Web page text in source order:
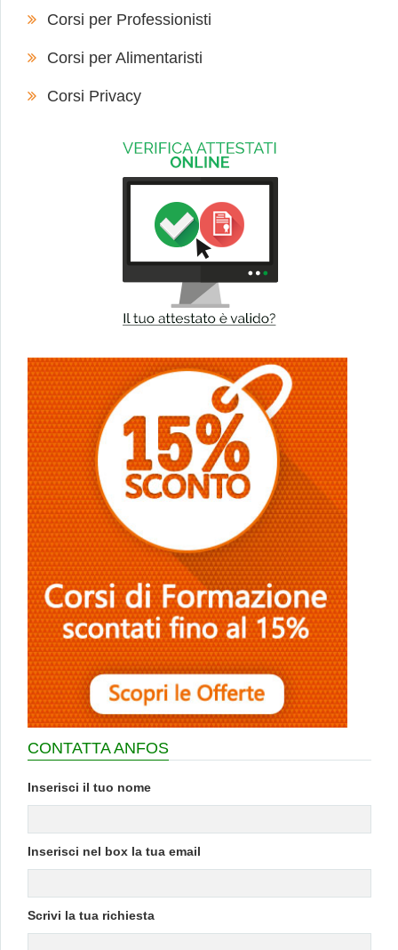
Corsi per Professionisti
Corsi per Alimentaristi
Corsi Privacy
CONTATTA ANFOS
Inserisci il tuo nome
Inserisci nel box la tua email
Scrivi la tua richiesta